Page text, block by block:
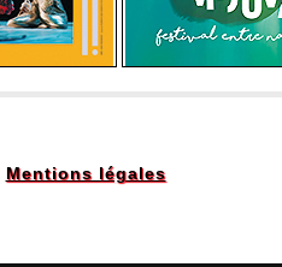
Mentions légales